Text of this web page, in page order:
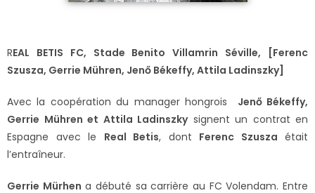
REAL BETIS FC, Stade Benito Villamrin Séville, [Ferenc
Szusza, Gerrie Mühren, Jenő Békeffy, Attila Ladinszky]
Avec la coopération du manager hongrois Jenő Békeffy,
Gerrie Mühren et Attila Ladinszkysignent un contrat en
Espagne avec le Real Betis, dont Ferenc Szusza était
l’entraîneur.
Gerrie Mürhen a débuté sa carrière au FC Volendam. Entre